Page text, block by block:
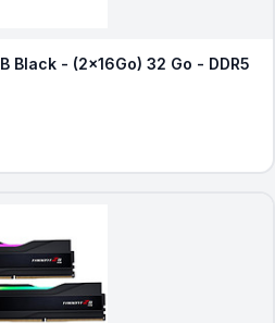
Black - (2x16Go) 32 Go - DDR5